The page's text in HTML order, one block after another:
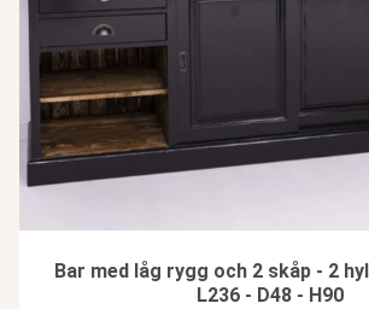
Bar med låg rygg och 2 skåp - 2
L236 - D48 - H90